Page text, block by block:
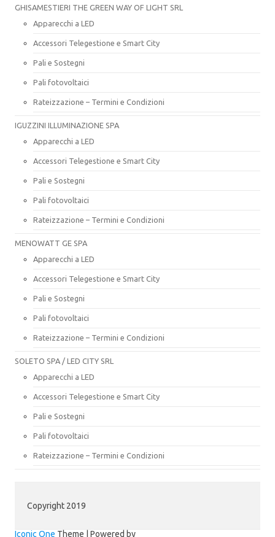
GHISAMESTIERI THE GREEN WAY OF LIGHT SRL
Apparecchi a LED
Accessori Telegestione e Smart City
Pali e Sostegni
Pali fotovoltaici
Rateizzazione – Termini e Condizioni
IGUZZINI ILLUMINAZIONE SPA
Apparecchi a LED
Accessori Telegestione e Smart City
Pali e Sostegni
Pali fotovoltaici
Rateizzazione – Termini e Condizioni
MENOWATT GE SPA
Apparecchi a LED
Accessori Telegestione e Smart City
Pali e Sostegni
Pali fotovoltaici
Rateizzazione – Termini e Condizioni
SOLETO SPA / LED CITY SRL
Apparecchi a LED
Accessori Telegestione e Smart City
Pali e Sostegni
Pali fotovoltaici
Rateizzazione – Termini e Condizioni
Copyright 2019
Iconic One Theme | Powered by